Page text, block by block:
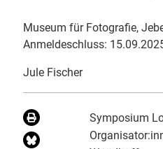
Museum für Fotografie,
Anmeldeschluss:
Jule Fischer
Symposium